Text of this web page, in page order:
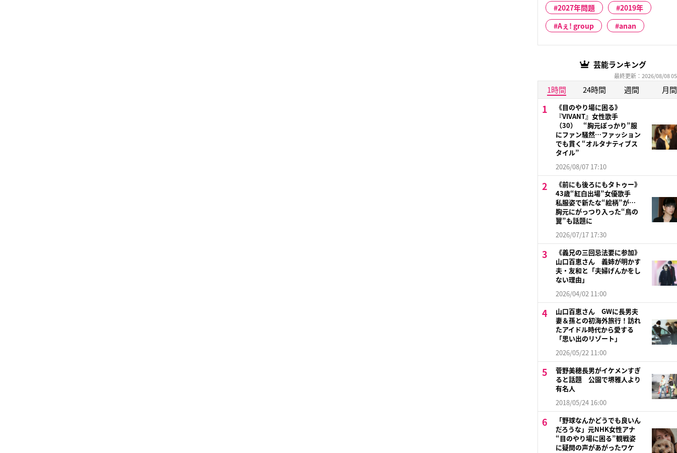
2027年問題
2019年
Aぇ! group
anan
芸能ランキング
最終更新：2026/08/08
1時間 24時間 週間 月間
《目のやり場に困る》
『VIVANT』女性歌手
（30） “胸元ぽっかり”服
にファン騒然…ファッション
でも貫く“オルタナティブス
タイル”
2026/08/07 17:10
《前にも後ろにもタトゥー》
43歳“紅白出場”女優歌手
私服姿で新たな“絵柄”が…
胸元にがっつり入った“鳥の
翼”も話題に
2026/07/17 17:30
《義兄の三回忌法要に参加》
山口百恵さん 義姉が明かす
夫・友和と「夫婦げんかをし
ない理由」
2026/04/02 11:00
山口百恵さん GWに長男夫
妻＆孫との初海外旅行！訪れ
たアイドル時代から愛する
「思い出のリゾート」
2026/05/22 11:00
菅野美穂長男がイケメンすぎ
ると話題 公園で堺雅人より
有名人
2018/05/24 16:00
「野球なんかどうでも良いん
だろうな」元NHK女性アナ
“目のやり場に困る”観戦姿
に疑問の声があがったワケ